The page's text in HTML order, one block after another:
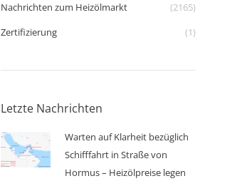
Nachrichten zum Heizölmarkt
(2165)
Zertifizierung
(1)
Letzte Nachrichten
Warten auf Klarheit bezüglich
Schifffahrt in Straße von
Hormus – Heizölpreise legen